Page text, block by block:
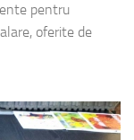
pentru
oferite de